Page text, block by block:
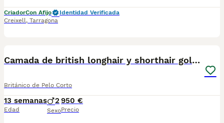
CriadorCon Afijo
Identidad Verificada
Creixell, Tarragona
Camada de british longhair y shorthair golden
Británico de Pelo Corto
13 semanas
Edad
2
Sexo
950 €
Precio